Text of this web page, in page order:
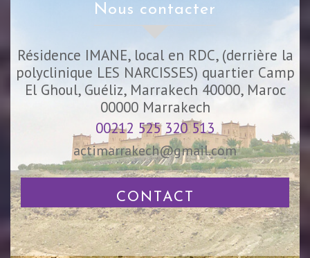
nous contacter
Résidence IMANE, local en RDC, (derrière la
polyclinique LES NARCISSES) quartier Camp
El Ghoul, Guéliz, Marrakech 40000, Maroc
00000 Marrakech
00212 525 320 513
actimarrakech@gmail.com
CONTACT